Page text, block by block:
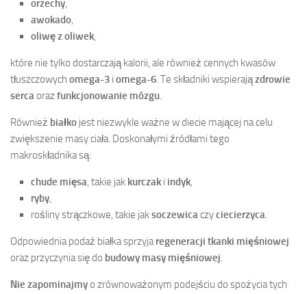
orzechy,
awokado,
oliwę z oliwek,
które nie tylko dostarczają kalorii, ale również cennych kwasów
tłuszczowych omega-3 i omega-6. Te składniki wspierajązdrowie
sercaorazfunkcjonowanie mózgu.
Również białko jest niezwykle ważne w diecie mającej na celu
zwiększenie masy ciała. Doskonałymi źródłami tego
makroskładnika są:
chude mięsa, takie jak kurczak i indyk,
ryby,
rośliny strączkowe, takie jaksoczewicaczyciecierzyca.
Odpowiednia podaż białka sprzyjaregeneracji tkanki mięśniowej
oraz przyczynia się do budowy masy mięśniowej.
Nie zapominajmyo zrównoważonym podejściu do spożycia tych